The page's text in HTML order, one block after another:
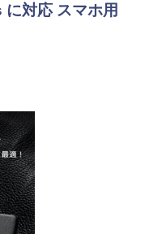
対応 スマホ用